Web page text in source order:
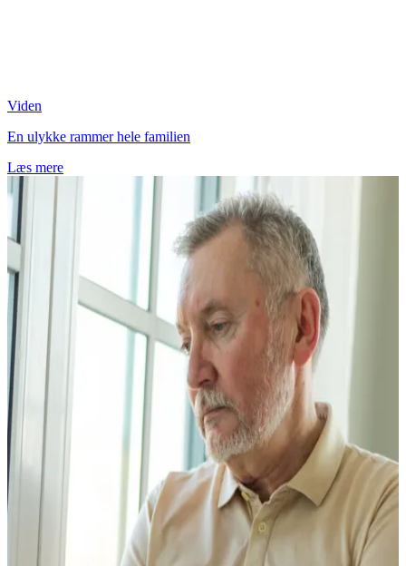
Viden
En ulykke rammer hele familien
Læs mere